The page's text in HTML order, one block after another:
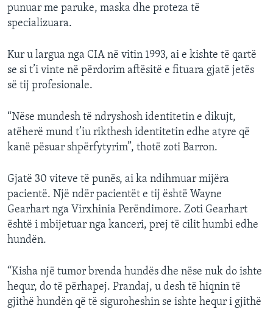
punuar me paruke, maska dhe proteza të
specializuara.
Kur u largua nga CIA në vitin 1993, ai e kishte të qartë
se si t’i vinte në përdorim aftësitë e fituara gjatë jetës
së tij profesionale.
“Nëse mundesh të ndryshosh identitetin e dikujt,
atëherë mund t’iu rikthesh identitetin edhe atyre që
kanë pësuar shpërfytyrim”, thotë zoti Barron.
Gjatë 30 viteve të punës, ai ka ndihmuar mijëra
pacientë. Një ndër pacientët e tij është Wayne
Gearhart nga Virxhinia Perëndimore. Zoti Gearhart
është i mbijetuar nga kanceri, prej të cilit humbi edhe
hundën.
“Kisha një tumor brenda hundës dhe nëse nuk do ishte
hequr, do të përhapej. Prandaj, u desh të hiqnin të
gjithë hundën që të siguroheshin se ishte hequr i gjithë